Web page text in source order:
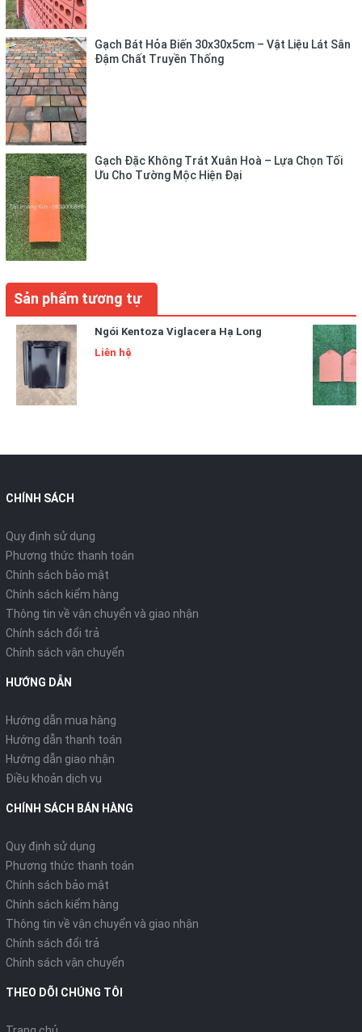
Gạch Bát Hỏa Biến 30x30x5cm – Vật Liệu Lát Sân
Đậm Chất Truyền Thống
Gạch Đặc Không Trát Xuân Hoà – Lựa Chọn Tối
Ưu Cho Tường Mộc Hiện Đại
Sản phẩm tương tự
Ngói Kentoza Viglacera Hạ Long
Liên hệ
CHÍNH SÁCH
Quy định sử dụng
Phương thức thanh toán
Chính sách bảo mật
Chính sách kiểm hàng
Thông tin về vận chuyển và giao nhận
Chính sách đổi trả
Chính sách vận chuyển
HƯỚNG DẪN
Hướng dẫn mua hàng
Hướng dẫn thanh toán
Hướng dẫn giao nhận
Điều khoản dịch vụ
CHÍNH SÁCH BÁN HÀNG
Quy định sử dụng
Phương thức thanh toán
Chính sách bảo mật
Chính sách kiểm hàng
Thông tin về vận chuyển và giao nhận
Chính sách đổi trả
Chính sách vận chuyển
THEO DÕI CHÚNG TÔI